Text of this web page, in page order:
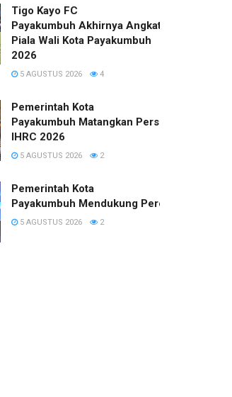
Tigo Kayo FC
Payakumbuh Akhirnya Angkat Trofi
Piala Wali Kota Payakumbuh
2026
5 AGUSTUS 2026 4
Pemerintah Kota
Payakumbuh Matangkan Persiapan
IHRC 2026
5 AGUSTUS 2026 2
Pemerintah Kota
Payakumbuh Mendukung Percepatan
5 AGUSTUS 2026 2